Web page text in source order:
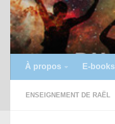
À propos E-books
ENSEIGNEMENT DE RAËL